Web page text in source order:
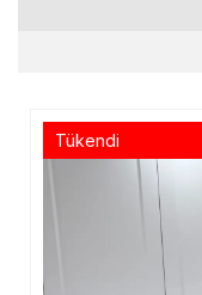
Takım
Tükendi